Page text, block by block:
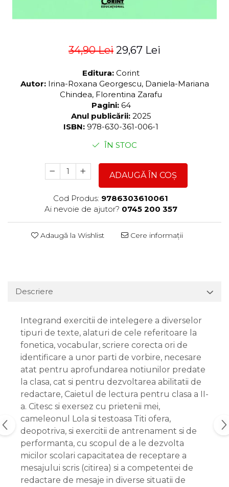
34,90 Lei 29,67 Lei
Editura: Corint
Autor: Irina-Roxana Georgescu, Daniela-Mariana
Chindea, Florentina Zarafu
Pagini: 64
Anul publicării: 2025
ISBN: 978-630-361-006-1
ÎN STOC
ADAUGĂ ÎN COȘ
Cod Produs: 9786303610061
Ai nevoie de ajutor? 0745 200 357
Adaugă la Wishlist Cere informații
Descriere
Integrand exercitii de intelegere a diverselor
tipuri de texte, alaturi de cele referitoare la
fonetica, vocabular, scriere corecta ori de
identificare a unor parti de vorbire, necesare
atat pentru aprofundarea notiunilor predate
la clasa, cat si pentru dezvoltarea abilitatii de
redactare, Caietul de lectura pentru clasa a II-
a. Citesc si exersez cu prietenii mei,
cameleonul Lola si testoasa Titi ofera,
deopotriva, si exercitii de antrenament si de
performanta, cu scopul de a le dezvolta
micilor scolari capacitatea de receptare a
mesajului scris (citirea) si a competentei de
redactare de mesaje in diverse situatii de